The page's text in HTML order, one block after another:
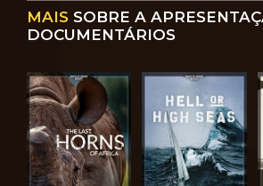
MAIS SOBRE A
DOCUMENTÁRIOS